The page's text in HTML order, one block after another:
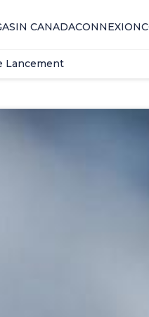
CANADACONNEXION
Lancement